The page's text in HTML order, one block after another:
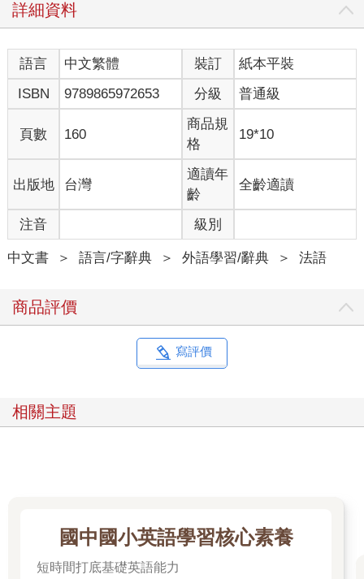
詳細資料
語言 中文繁體 裝訂
紙本平裝
ISBN
9789865972653 分級 普通級
頁數 160
商品規
格
19*10
出版地 台灣
適讀年
齡
全齡適讀
注音 級別
中文書 ＞ 語言/字辭典 ＞ 外語學習/辭典 ＞ 法語
商品評價
寫評價
相關主題
國中國小英語學習核心素養
短時間打底基礎英語能力